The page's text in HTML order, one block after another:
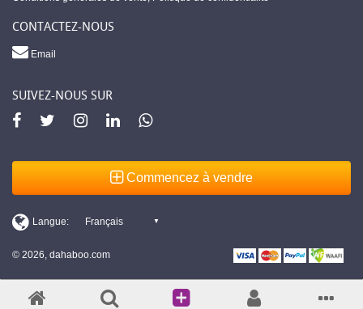
CONTACTEZ-NOUS
Email
SUIVEZ-NOUS SUR
Commencez à vendre
© 2026, dahaboo.com